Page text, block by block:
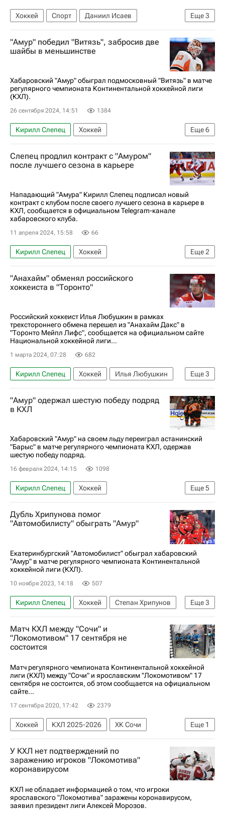
Еще3
Хоккей Спорт
Даниил Исаев
Локомотив (Ярославль)
Адмирал
КХЛ 2025-2026
"Амур" победил "Витязь", забросив две
шайбы в меньшинстве
Хабаровский "Амур" обыграл подмосковный "Витязь" в матче
регулярного чемпионата Континентальной хоккейной лиги
(КХЛ).
26 сентября 2024, 14:51 1384
Еще6
Кирилл Слепец
Хоккей
Александр Щемеров
Иван Воробьев
Амур
Витязь Сибирь КХЛ 2025-2026
Слепец продлил контракт с "Амуром"
после лучшего сезона в карьере
Нападающий "Амура" Кирилл Слепец подписал новый
контракт с клубом после своего лучшего сезона в карьере в
КХЛ, сообщается в официальном Telegram-канале
хабаровского клуба.
11 апреля 2024, 15:58 66
Еще2
Кирилл Слепец
Хоккей
Владислав Барулин
Амур
"Анахайм" обменял российского
хоккеиста в "Торонто"
Российский хоккеист Илья Любушкин в рамках
трехстороннего обмена перешел из "Анахайм Дакс" в
"Торонто Мейпл Лифс", сообщается на официальном сайте
Национальной хоккейной лиги...
1 марта 2024, 07:28 682
Еще3
Кирилл Слепец Хоккей
Илья Любушкин
Анахайм Дакс
Торонто Мейпл Лифс
Национальная хоккейная лига (НХЛ)
"Амур" одержал шестую победу подряд
в КХЛ
Хабаровский "Амур" на своем льду переиграл астанинский
"Барыс" в матче регулярного чемпионата КХЛ, одержав
шестую победу подряд.
16 февраля 2024, 14:15 1098
Еще5
Кирилл Слепец
Хоккей
Станислав Бочаров
Дмитрий Шевченко
Амур
Барыс Атлант
Дубль Хрипунова помог
"Автомобилисту" обыграть "Амур"
Екатеринбургский "Автомобилист" обыграл хабаровский
"Амур" в матче регулярного чемпионата Континентальной
хоккейной лиги (КХЛ).
10 ноября 2023, 14:18 507
Еще3
Кирилл Слепец Хоккей
Степан Хрипунов
Стефан Да Коста
Амур Автомобилист
Матч КХЛ между "Сочи" и
"Локомотивом" 17 сентября не
состоится
Матч регулярного чемпионата Континентальной хоккейной
лиги (КХЛ) между "Сочи" и ярославским "Локомотивом" 17
сентября не состоится, об этом сообщается на официальном
сайте...
17 сентября 2020, 17:42 2379
Еще 1
Хоккей КХЛ 2025-2026
ХК Сочи
Локомотив (Ярославль)
У КХЛ нет подтверждений по
заражению игроков "Локомотива"
коронавирусом
КХЛ не обладает информацией о том, что игроки
ярославского "Локомотива" заражены коронавирусом,
заявил президент лиги Алексей Морозов.